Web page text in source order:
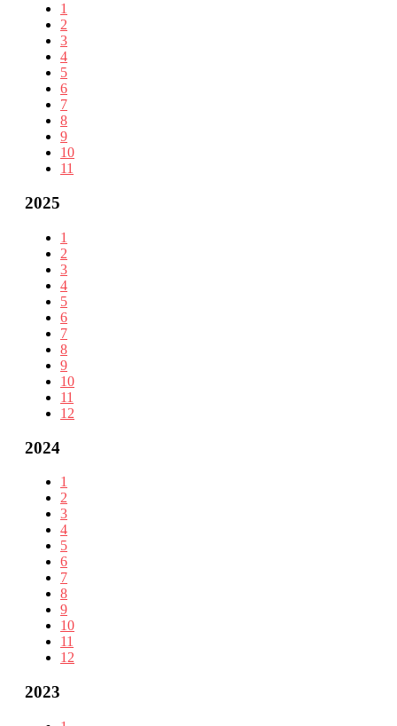
1
2
3
4
5
6
7
8
9
10
11
2025
1
2
3
4
5
6
7
8
9
10
11
12
2024
1
2
3
4
5
6
7
8
9
10
11
12
2023